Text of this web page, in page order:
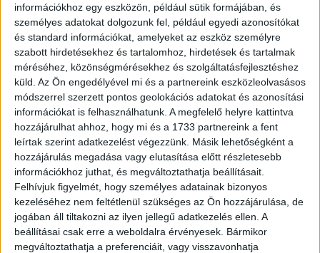
információkhoz egy eszközön, például sütik formájában, és
személyes adatokat dolgozunk fel, például egyedi azonosítókat
és standard információkat, amelyeket az eszköz személyre
szabott hirdetésekhez és tartalomhoz, hirdetések és tartalmak
méréséhez, közönségmérésekhez és szolgáltatásfejlesztéshez
küld. Az Ön engedélyével mi és a partnereink eszközleolvasásos
módszerrel szerzett pontos geolokációs adatokat és azonosítási
információkat is felhasználhatunk. A megfelelő helyre kattintva
hozzájárulhat ahhoz, hogy mi és a 1733 partnereink a fent
leírtak szerint adatkezelést végezzünk. Másik lehetőségként a
hozzájárulás megadása vagy elutasítása előtt részletesebb
információkhoz juthat, és megváltoztathatja beállításait.
Felhívjuk figyelmét, hogy személyes adatainak bizonyos
kezeléséhez nem feltétlenül szükséges az Ön hozzájárulása, de
jogában áll tiltakozni az ilyen jellegű adatkezelés ellen. A
beállításai csak erre a weboldalra érvényesek. Bármikor
megváltoztathatja a preferenciáit, vagy visszavonhatja
lakások iránt. Vidéken eközben vegyesebb képet látunk:
Debrecenben, Szegeden, Pécsen és Miskolcon
számottevő emelkedés tapasztalható, míg Győrben és
Veszprémben inkább stagnálás vagy mérséklődés
figyelhető meg” – mondta Szegő Péter, a Duna House
vezető elemzője.
Az albérleti piac mozgásai szoros összefüggésben
állnak a lakásvásárlási lehetőségekkel is. Az Otthon Start
Program közvetlen hatása a bérleti díjakon még nem
mérhető, így legjobb esetben középtávon mérsékelheti az
albérletek iránti keresletet. Ez a hatás elsősorban a vidéki
egyetemi városokban jelentkezhet. A fővárosban inkább a
bérleti díjak további mérsékelt emelkedése várható, főleg
a népszerűbb belső kerületekben.